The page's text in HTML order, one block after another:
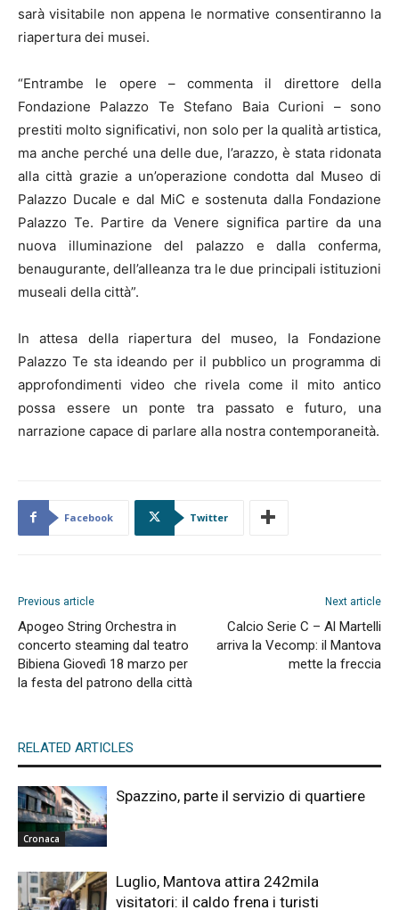
sarà visitabile non appena le normative consentiranno la
riapertura dei musei.
“Entrambe le opere – commenta il direttore della
Fondazione Palazzo Te Stefano Baia Curioni – sono
prestiti molto significativi, non solo per la qualità artistica,
ma anche perché una delle due, l’arazzo, è stata ridonata
alla città grazie a un’operazione condotta dal Museo di
Palazzo Ducale e dal MiC e sostenuta dalla Fondazione
Palazzo Te. Partire da Venere significa partire da una
nuova illuminazione del palazzo e dalla conferma,
benaugurante, dell’alleanza tra le due principali istituzioni
museali della città”.
In attesa della riapertura del museo, la Fondazione
Palazzo Te sta ideando per il pubblico un programma di
approfondimenti video che rivela come il mito antico
possa essere un ponte tra passato e futuro, una
narrazione capace di parlare alla nostra contemporaneità.
Facebook Twitter
Previous article
Apogeo String Orchestra in
concerto steaming dal teatro
Bibiena Giovedì 18 marzo per
la festa del patrono della città
Next article
Calcio Serie C – Al Martelli
arriva la Vecomp: il Mantova
mette la freccia
RELATED ARTICLES
Cronaca
Spazzino, parte il servizio di quartiere
Luglio, Mantova attira 242mila
visitatori: il caldo frena i turisti